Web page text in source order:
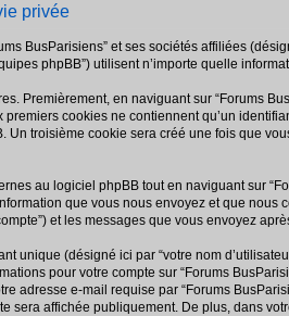
privée
BusParisiens” et ses sociétés affiliées
phpBB”) utilisent n’importe quelle
Premièrement, en naviguant sur “Forums
cookies ne contiennent qu’un
troisième cookie sera créé une fois que
au logiciel phpBB tout en naviguant sur
que vous nous envoyez et que nous
et les messages que vous envoyez
unique (désigné ici par “votre nom
pour votre compte sur “Forums
adresse e-mail requise par “Forums
sera affichée publiquement. De plus, dans